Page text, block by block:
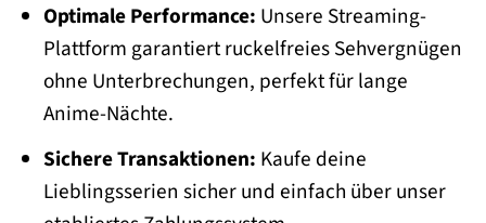
Optimale Performance: Unsere Streaming-
Plattform garantiert ruckelfreies Sehvergnügen
ohne Unterbrechungen, perfekt für lange
Anime-Nächte.
Sichere Transaktionen: Kaufe deine
Lieblingsserien sicher und einfach über unser